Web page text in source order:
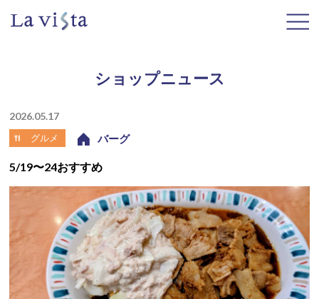
ショップニュース
2026.05.17
グルメ バーグ
5/19〜24おすすめ